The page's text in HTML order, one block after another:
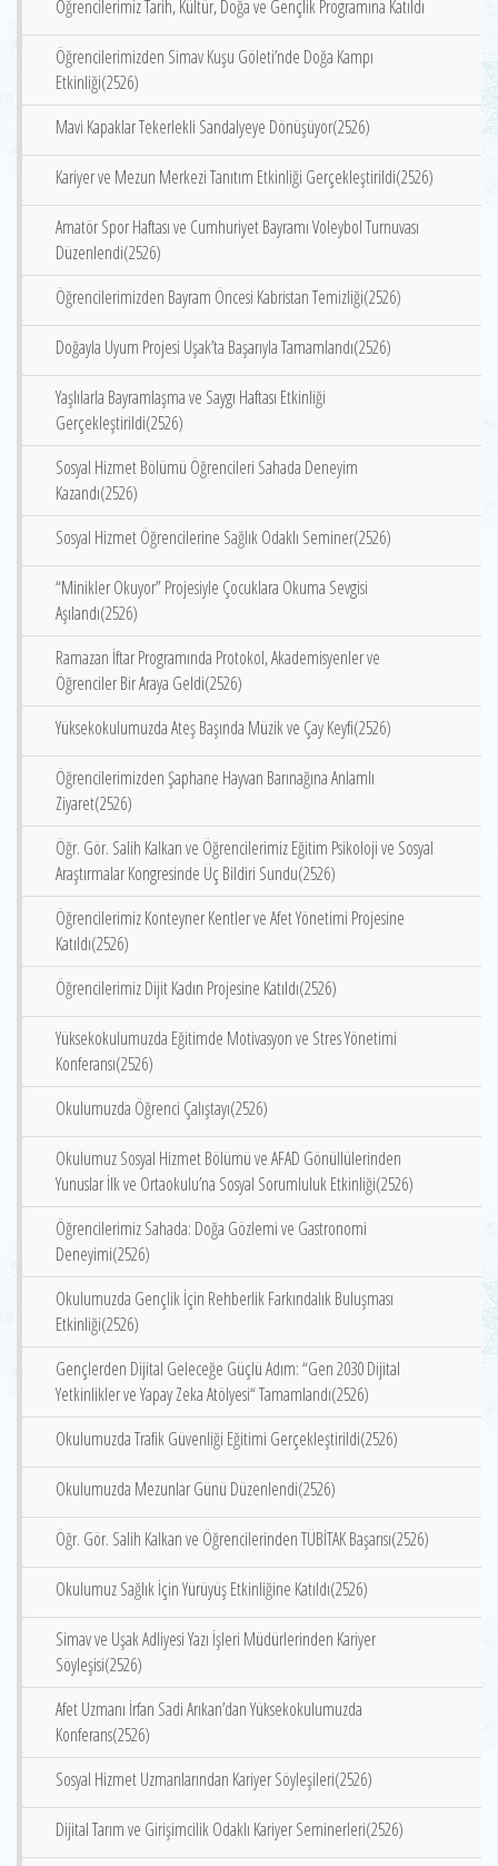
Öğrencilerimiz Tarih, Kültür, Doğa ve Gençlik Programına Katıldı
Öğrencilerimizden Simav Kuşu Göleti’nde Doğa Kampı
Etkinliği(2526)
Mavi Kapaklar Tekerlekli Sandalyeye Dönüşüyor(2526)
Kariyer ve Mezun Merkezi Tanıtım Etkinliği Gerçekleştirildi(2526)
Amatör Spor Haftası ve Cumhuriyet Bayramı Voleybol Turnuvası
Düzenlendi(2526)
Öğrencilerimizden Bayram Öncesi Kabristan Temizliği(2526)
Doğayla Uyum Projesi Uşak’ta Başarıyla Tamamlandı(2526)
Yaşlılarla Bayramlaşma ve Saygı Haftası Etkinliği
Gerçekleştirildi(2526)
Sosyal Hizmet Bölümü Öğrencileri Sahada Deneyim
Kazandı(2526)
Sosyal Hizmet Öğrencilerine Sağlık Odaklı Seminer(2526)
“Minikler Okuyor” Projesiyle Çocuklara Okuma Sevgisi
Aşılandı(2526)
Ramazan İftar Programında Protokol, Akademisyenler ve
Öğrenciler Bir Araya Geldi(2526)
Yüksekokulumuzda Ateş Başında Müzik ve Çay Keyfi(2526)
Öğrencilerimizden Şaphane Hayvan Barınağına Anlamlı
Ziyaret(2526)
Öğr. Gör. Salih Kalkan ve Öğrencilerimiz Eğitim Psikoloji ve Sosyal
Araştırmalar Kongresinde Üç Bildiri Sundu(2526)
Öğrencilerimiz Konteyner Kentler ve Afet Yönetimi Projesine
Katıldı(2526)
Öğrencilerimiz Dijit Kadın Projesine Katıldı(2526)
Yüksekokulumuzda Eğitimde Motivasyon ve Stres Yönetimi
Konferansı(2526)
Okulumuzda Öğrenci Çalıştayı(2526)
Okulumuz Sosyal Hizmet Bölümü ve AFAD Gönüllülerinden
Yunuslar İlk ve Ortaokulu’na Sosyal Sorumluluk Etkinliği(2526)
Öğrencilerimiz Sahada: Doğa Gözlemi ve Gastronomi
Deneyimi(2526)
Okulumuzda Gençlik İçin Rehberlik Farkındalık Buluşması
Etkinliği(2526)
Gençlerden Dijital Geleceğe Güçlü Adım: “Gen 2030 Dijital
Yetkinlikler ve Yapay Zeka Atölyesi“ Tamamlandı(2526)
Okulumuzda Trafik Güvenliği Eğitimi Gerçekleştirildi(2526)
Okulumuzda Mezunlar Günü Düzenlendi(2526)
Öğr. Gör. Salih Kalkan ve Öğrencilerinden TÜBİTAK Başarısı(2526)
Okulumuz Sağlık İçin Yürüyüş Etkinliğine Katıldı(2526)
Simav ve Uşak Adliyesi Yazı İşleri Müdürlerinden Kariyer
Söyleşisi(2526)
Afet Uzmanı İrfan Sadi Arıkan’dan Yüksekokulumuzda
Konferans(2526)
Sosyal Hizmet Uzmanlarından Kariyer Söyleşileri(2526)
Dijital Tarım ve Girişimcilik Odaklı Kariyer Seminerleri(2526)